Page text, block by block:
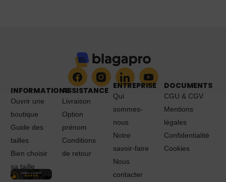
INFORMATIONS
Ouvrir une
boutique
Guide des
tailles
Bien choisir
sa taille
ASSISTANCE
Livraison
Option
prénom
Conditions
de retour
ENTREPRISE
Qui
sommes-
nous
Notre
savoir-faire
Nous
contacter
DOCUMENTS
CGU & CGV
Mentions
légales
Confidentialité
Cookies